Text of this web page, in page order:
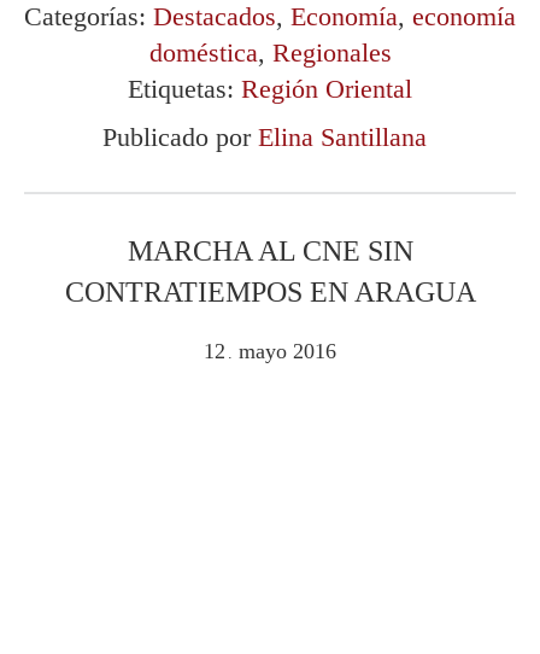
Categorías: Destacados, Economía, economía
doméstica, Regionales
Etiquetas: Región Oriental
Publicado por Elina Santillana
MARCHA AL CNE SIN
CONTRATIEMPOS EN ARAGUA
12 . mayo 2016